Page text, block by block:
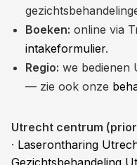
Boeken: online via
intakeformulier.
Regio: we bedienen
— zie ook onze
Utrecht centrum
· Laserontharing